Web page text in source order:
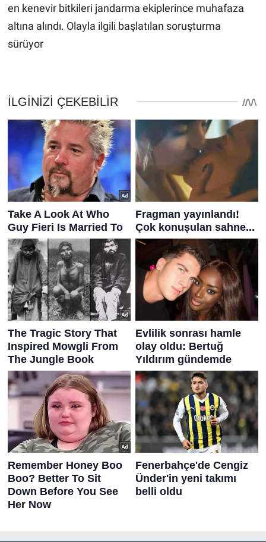
en kenevir bitkileri jandarma ekiplerince muhafaza
altına alındı. Olayla ilgili başlatılan soruşturma
sürüyor